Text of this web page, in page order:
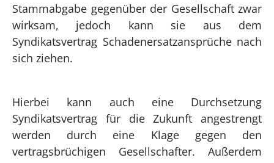
Stammabgabe gegenüber der Gesellschaft zwar
wirksam, jedoch kann sie aus dem
Syndikatsvertrag Schadenersatzansprüche nach
sich ziehen.
Hierbei kann auch eine Durchsetzung
Syndikatsvertrag für die Zukunft angestrengt
werden durch eine Klage gegen den
vertragsbrüchigen Gesellschafter. Außerdem